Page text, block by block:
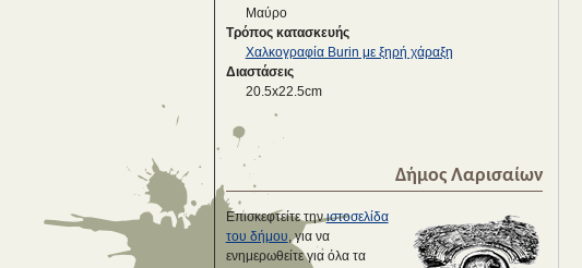
Μαύρο
Τρόπος κατασκευής
Χαλκογραφία Burin με ξηρή χάραξη
Διαστάσεις
20.5x22.5cm
Δήμος Λαρισαίων
Επισκεφτείτε τηνιστοσελίδα
του δήμου, για να
ενημερωθείτε για όλα τα